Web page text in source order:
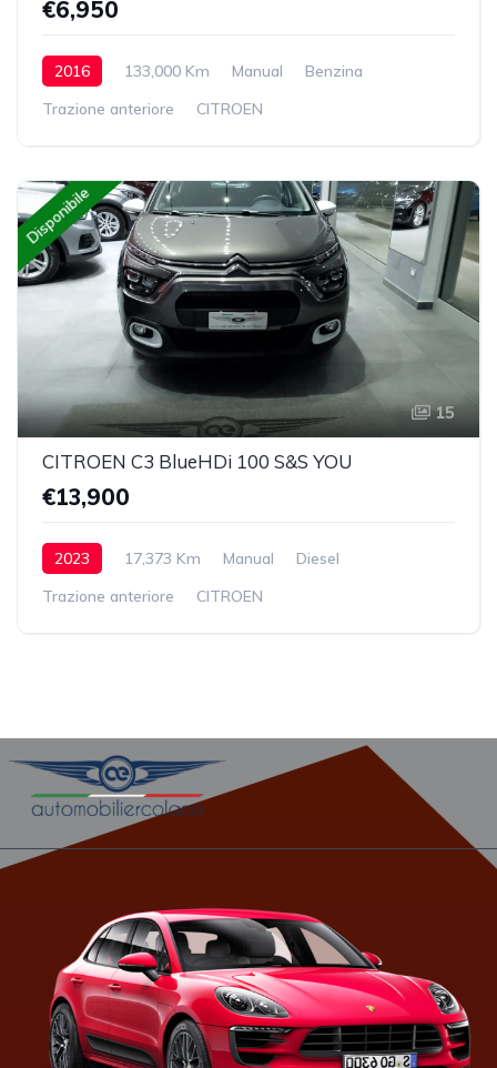
€6,950
2016 133,000 Km Manual
Benzina
Trazione anteriore
CITROEN
Disponibile
15
CITROEN C3 BlueHDi 100 S&S YOU
€13,900
2023 17,373 Km Manual
Diesel
Trazione anteriore
CITROEN